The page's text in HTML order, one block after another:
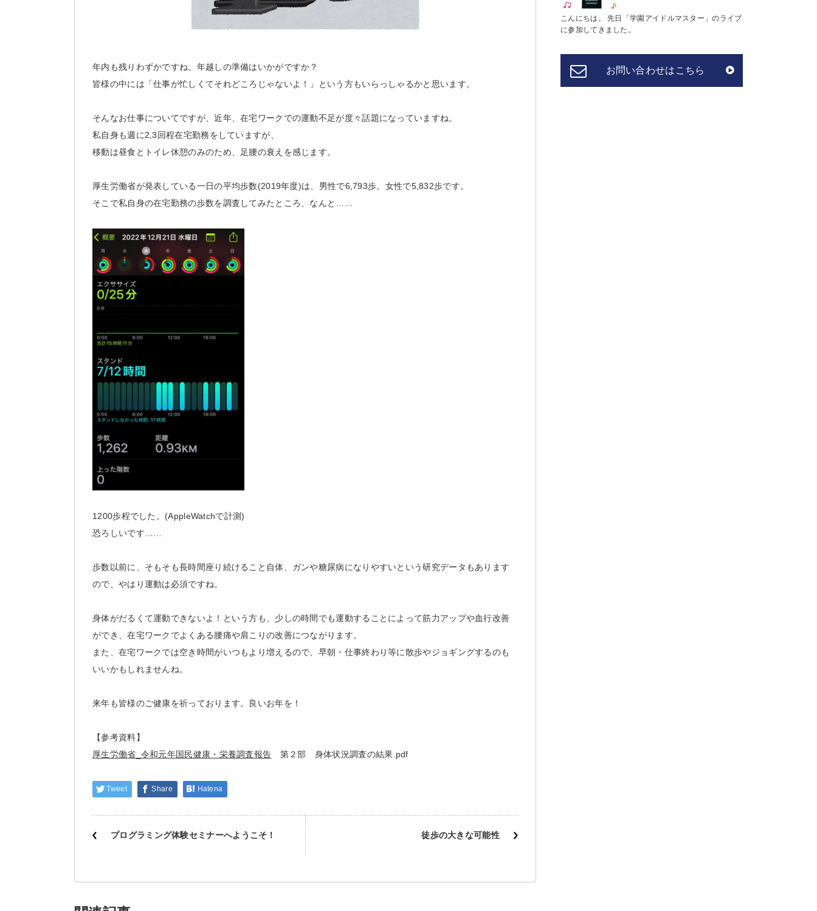
年内も残りわずかですね。年越しの準備はいかがですか？
皆様の中には「仕事が忙しくてそれどころじゃないよ！」という方もいらっしゃるかと思います。
そんなお仕事についてですが、近年、在宅ワークでの運動不足が度々話題になっていますね。
私自身も週に2,3回程在宅勤務をしていますが、
移動は昼食とトイレ休憩のみのため、足腰の衰えを感じます。
厚生労働省が発表している一日の平均歩数(2019年度)は、男性で6,793歩。女性で5,832歩です。
そこで私自身の在宅勤務の歩数を調査してみたところ、なんと……
1200歩程でした。(AppleWatchで計測)
恐ろしいです……
歩数以前に、そもそも長時間座り続けること自体、ガンや糖尿病になりやすいという研究データもあります
ので、やはり運動は必須ですね。
身体がだるくて運動できないよ！という方も、少しの時間でも運動することによって筋力アップや血行改善
ができ、在宅ワークでよくある腰痛や肩こりの改善につながります。
また、在宅ワークでは空き時間がいつもより増えるので、早朝・仕事終わり等に散歩やジョギングするのも
いいかもしれませんね。
来年も皆様のご健康を祈っております。良いお年を！
【参考資料】
厚生労働省_令和元年国民健康・栄養調査報告 第２部 身体状況調査の結果.pdf
Tweet Share Hatena
プログラミング体験セミナーへようこそ！ 徒歩の大きな可能性
こんにちは。 先日「学園アイドルマスター」のライブ
に参加してきました。
お問い合わせはこちら